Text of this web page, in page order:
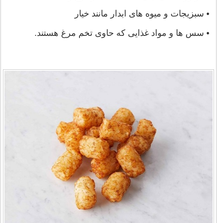
• سبزیجات و میوه های ابدار مانند خیار
• سس ها و مواد غذایی که حاوی تخم مرغ هستند.